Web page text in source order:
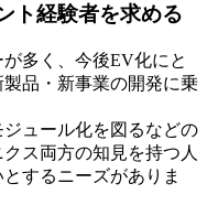
ト経験者を求める
多く、今後EV化にと
品・新事業の開発に乗
ュール化を図るなどの
ス両方の知見を持つ人
するニーズがありま